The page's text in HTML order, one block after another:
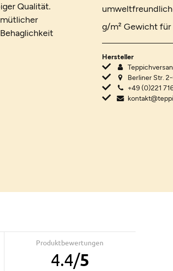
Qualität.
g/m² Gewicht
Hersteller
Berliner Str.
+49 (0)221
Produktbewertungen
4.4/5